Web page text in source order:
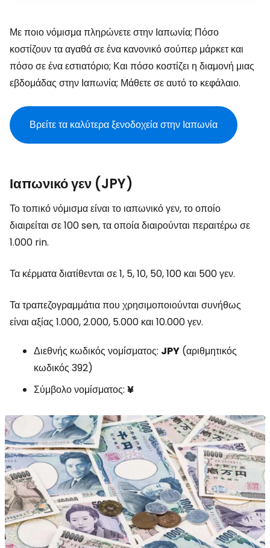
Με ποιο νόμισμα πληρώνετε στην Ιαπωνία; Πόσο
κοστίζουν τα αγαθά σε ένα κανονικό σούπερ μάρκετ και
πόσο σε ένα εστιατόριο; Και πόσο κοστίζει η διαμονή μιας
εβδομάδας στην Ιαπωνία; Μάθετε σε αυτό το κεφάλαιο.
Βρείτε τα καλύτερα ξενοδοχεία στην Ιαπωνία
Ιαπωνικό γεν (JPY)
Το τοπικό νόμισμα είναι το ιαπωνικό γεν, το οποίο
διαιρείται σε 100 sen, τα οποία διαιρούνται περαιτέρω σε
1.000 rin.
Τα κέρματα διατίθενται σε 1, 5, 10, 50, 100 και 500 γεν.
Τα τραπεζογραμμάτια που χρησιμοποιούνται συνήθως
είναι αξίας 1.000, 2.000, 5.000 και 10.000 γεν.
Διεθνής κωδικός νομίσματος: JPY (αριθμητικός
κωδικός 392)
Σύμβολο νομίσματος: ¥